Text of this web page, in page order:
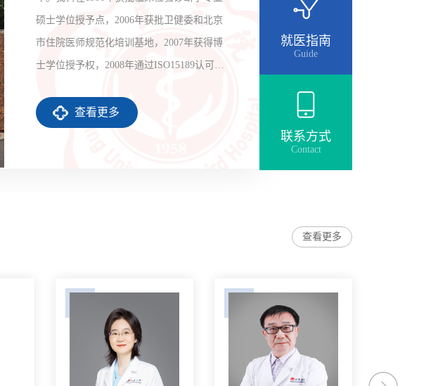
硕士学位授予点，2006年获批卫健委和北京
市住院医师规范化培训基地，2007年获得博
士学位授予权，2008年通过ISO15189认可，
2017年复旦医院排行榜华北地区医院专科声
查看更多
就医指南
Guide
联系方式
Contact
查看更多